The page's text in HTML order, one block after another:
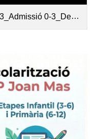
0-3_Definitiu.pdf